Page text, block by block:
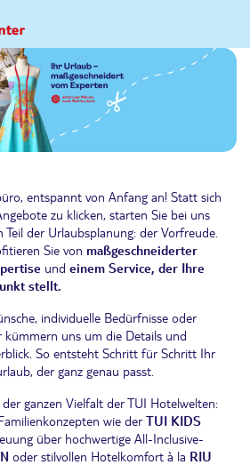
entspannt von Anfang an! Statt sich
zu klicken, starten Sie bei uns
der Urlaubsplanung: der Vorfreude.
Sie von maßgeschneiderter
und einem Service, der Ihre
stellt.
individuelle Bedürfnisse oder
kümmern uns um die Details und
So entsteht Schritt für Schritt Ihr
der ganz genau passt.
ganzen Vielfalt der TUI Hotelwelten:
wie derTUI KIDS
über hochwertige All-Inclusive-
oder stilvollen Hotelkomfort à la RIU